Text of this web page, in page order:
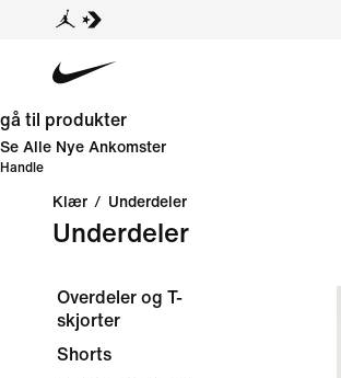
gå til produkter
Se Alle Nye Ankomster
Handle
Klær / Underdeler
Underdeler
Overdeler og T-
skjorter
Shorts